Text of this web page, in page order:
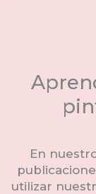
En
utilizar